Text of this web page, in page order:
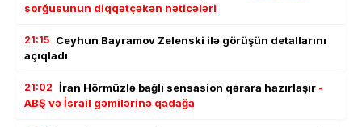
sorğusunun diqqətçəkən nəticələri
21:15 Ceyhun Bayramov Zelenski ilə görüşün detallarını
açıqladı
21:02 İran Hörmüzlə bağlı sensasion qərara hazırlaşır -
ABŞ və İsrail gəmilərinə qadağa